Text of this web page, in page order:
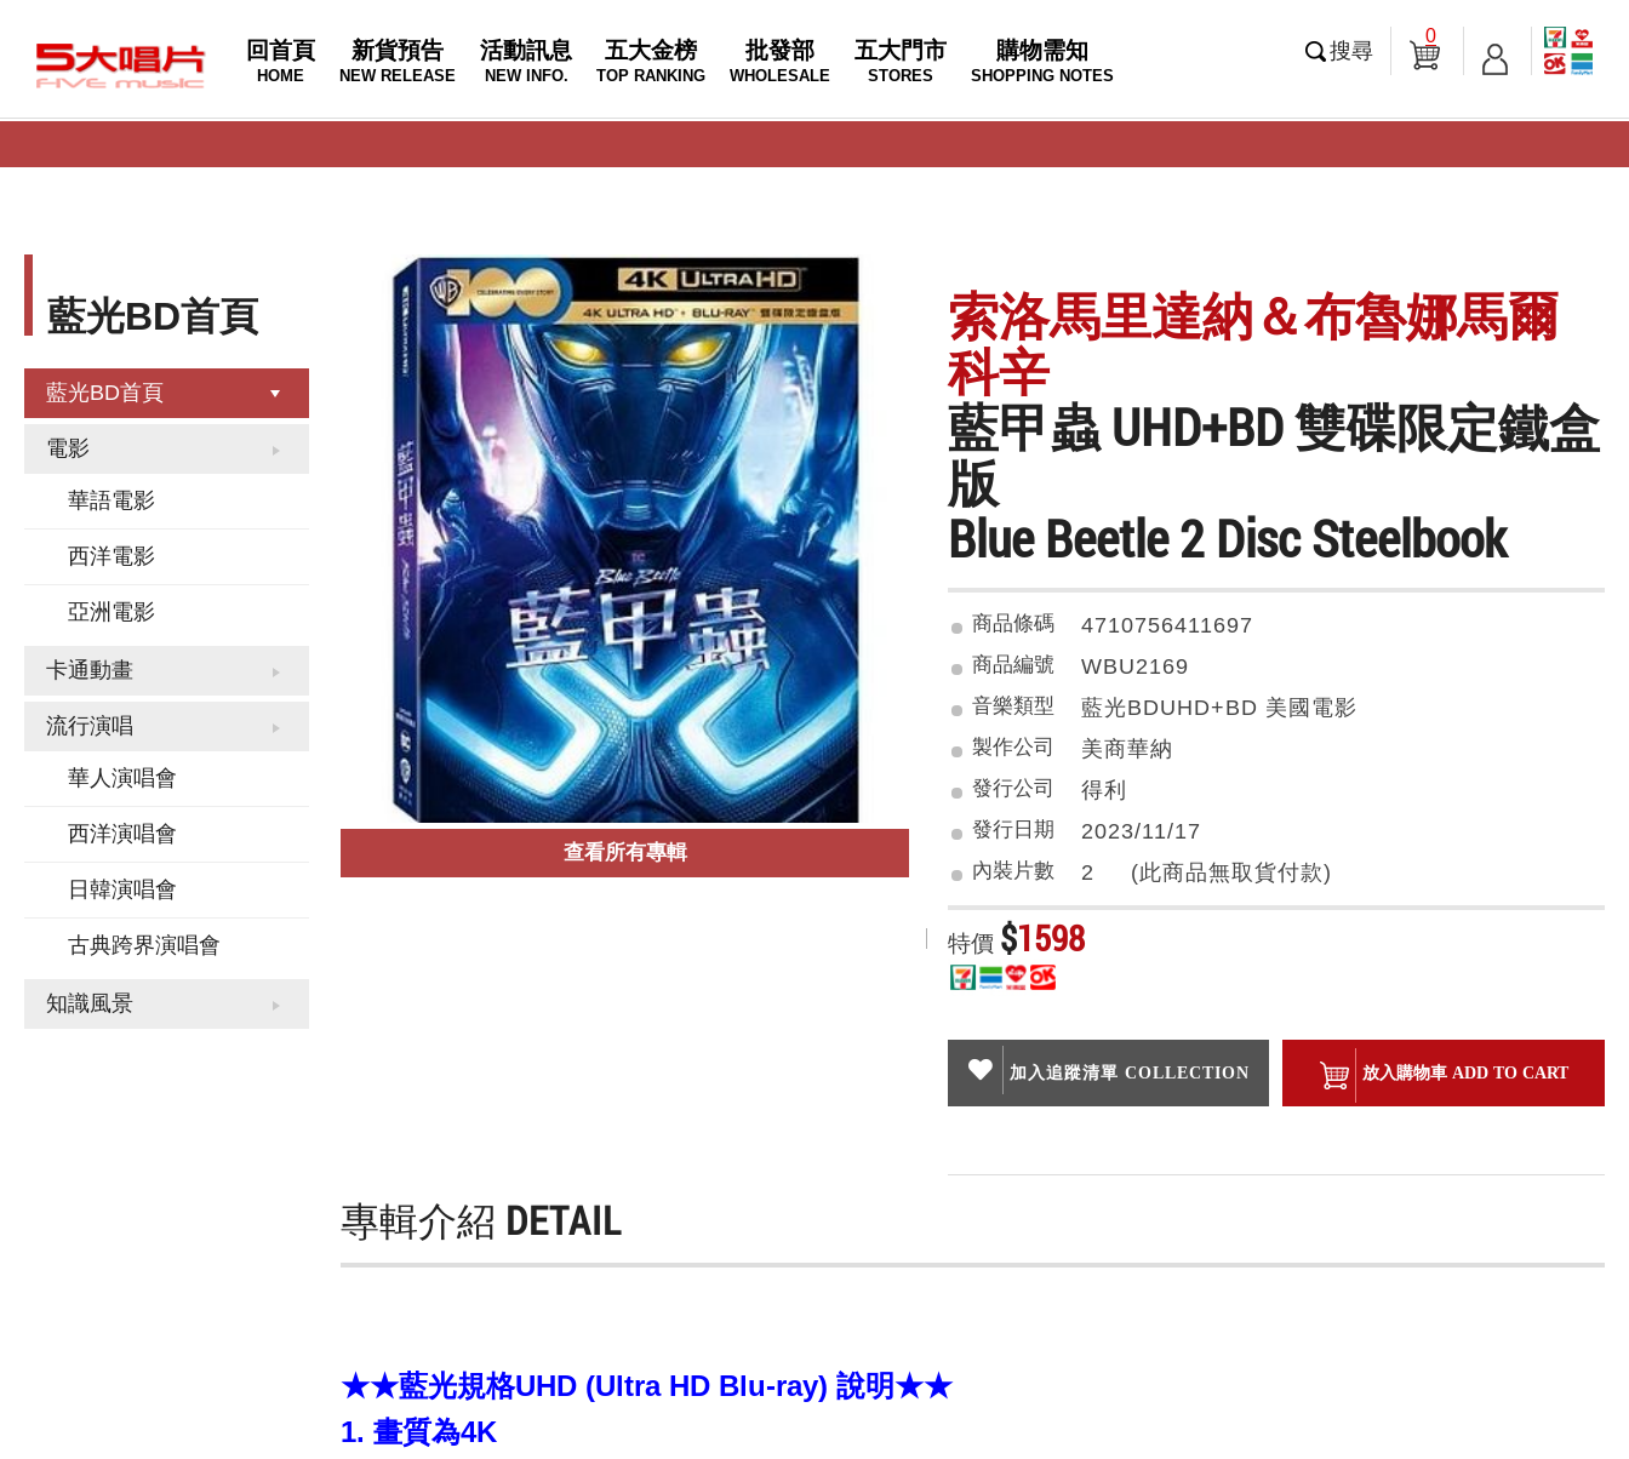
回首頁
HOME
新貨預告
NEW RELEASE
活動訊息
NEW INFO.
五大金榜
TOP RANKING
批發部
WHOLESALE
五大門市
STORES
購物需知
SHOPPING NOTES
搜尋
0
藍光BD首頁
藍光BD首頁
電影
華語電影
西洋電影
亞洲電影
卡通動畫
流行演唱
華人演唱會
西洋演唱會
日韓演唱會
古典跨界演唱會
知識風景
查看所有專輯
索洛馬里達納＆布魯娜馬爾
科辛
藍甲蟲 UHD+BD 雙碟限定鐵盒
版
Blue Beetle 2 Disc Steelbook
商品條碼 4710756411697
商品編號 WBU2169
音樂類型 藍光BDUHD+BD 美國電影
製作公司 美商華納
發行公司 得利
發行日期 2023/11/17
內裝片數 2 (此商品無取貨付款)
特價 $1598
加入追蹤清單 COLLECTION 放入購物車 ADD TO CART
專輯介紹 DETAIL
★★藍光規格UHD (Ultra HD Blu-ray) 說明★★
1. 畫質為4K